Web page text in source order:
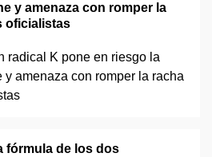
y amenaza con romper la
oficialistas
fórmula de los dos